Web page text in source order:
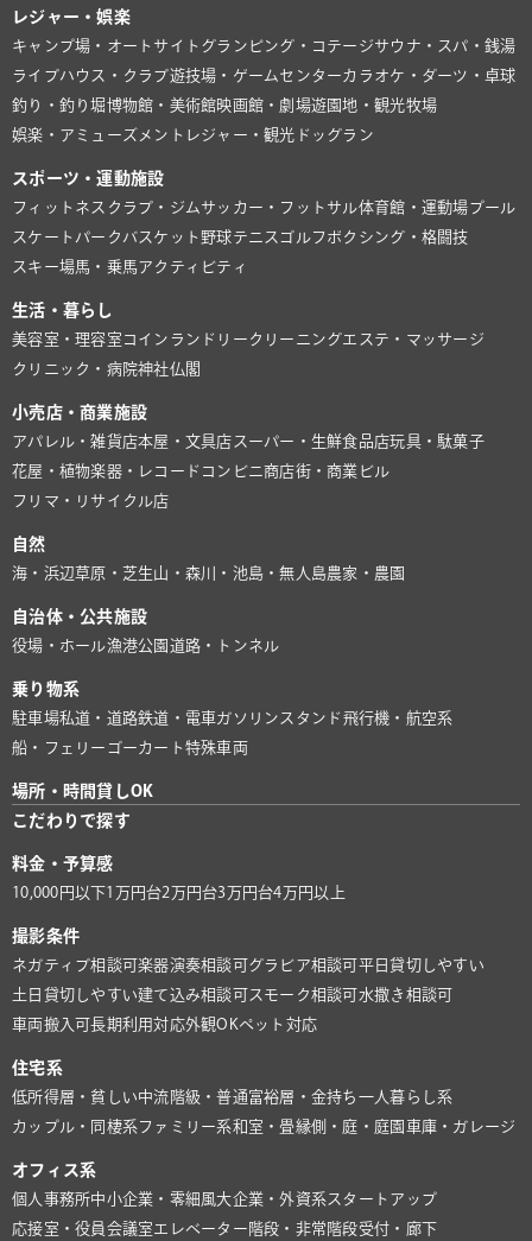
レジャー・娯楽
キャンプ場・オートサイト グランピング・コテージサウナ・スパ・銭湯
ライブハウス・クラブ遊技場・ゲームセンターカラオケ・ダーツ・卓球
釣り・釣り堀博物館・美術館映画館・劇場遊園地・観光牧場
娯楽・アミューズメント レジャー・観光 ドッグラン
スポーツ・運動施設
フィットネスクラブ・ジム サッカー・フットサル体育館・運動場プール
スケートパーク バスケット 野球テニス ゴルフ ボクシング・格闘技
スキー場馬・乗馬アクティビティ
生活・暮らし
美容室・理容室 コインランドリー クリーニングエステ・マッサージ
クリニック・病院神社仏閣
小売店・商業施設
アパレル・雑貨店本屋・文具店 スーパー・生鮮食品店玩具・駄菓子
花屋・植物楽器・レコード コンビニ商店街・商業ビル
フリマ・リサイクル店
自然
海・浜辺 草原・芝生山・森川・池島・無人島農家・農園
自治体・公共施設
役場・ホール漁港公園 道路・トンネル
乗り物系
駐車場私道・道路鉄道・電車 ガソリンスタンド 飛行機・航空系
船・フェリー ゴーカート特殊車両
場所・時間貸しOK
こだわりで探す
料金・予算感
10,000円以下1万円台2万円台3万円台4万円以上
撮影条件
ネガティブ相談可楽器演奏相談可 グラビア相談可 平日貸切しやすい
土日貸切しやすい建て込み相談可 スモーク相談可 水撒き相談可
車両搬入可長期利用対応外観OKペット対応
住宅系
低所得層・貧しい中流階級・普通富裕層・金持ち 一人暮らし系
カップル・同棲系ファミリー系和室・畳縁側・庭・庭園 車庫・ガレージ
オフィス系
個人事務所中小企業・零細風大企業・外資系スタートアップ
応接室・役員会議室 エレベーター 階段・非常階段受付・廊下